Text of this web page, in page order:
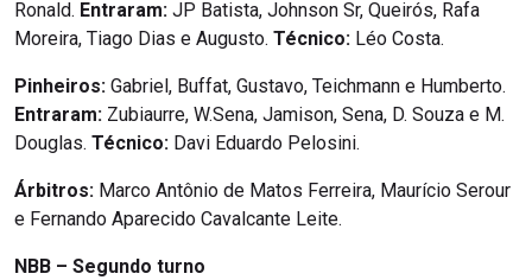
Ronald. Entraram: JP Batista, Johnson Sr, Queirós, Rafa
Moreira, Tiago Dias e Augusto. Técnico: Léo Costa.
Pinheiros: Gabriel, Buffat, Gustavo, Teichmann e Humberto.
Entraram: Zubiaurre, W.Sena, Jamison, Sena, D. Souza e M.
Douglas. Técnico: Davi Eduardo Pelosini.
Árbitros: Marco Antônio de Matos Ferreira, Maurício Serour
e Fernando Aparecido Cavalcante Leite.
NBB – Segundo turno